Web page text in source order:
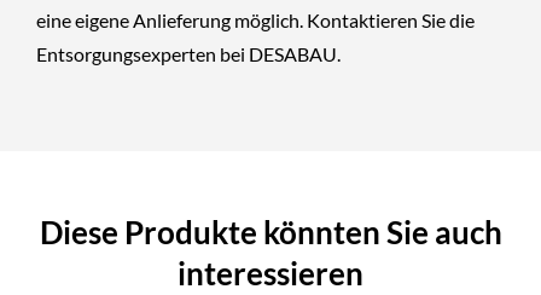
eine eigene Anlieferung möglich. Kontaktieren Sie die
Entsorgungsexperten bei DESABAU.
Diese Produkte könnten Sie auch
interessieren